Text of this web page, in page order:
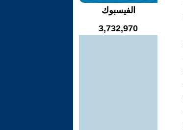
الفيسبوك
3,732,970